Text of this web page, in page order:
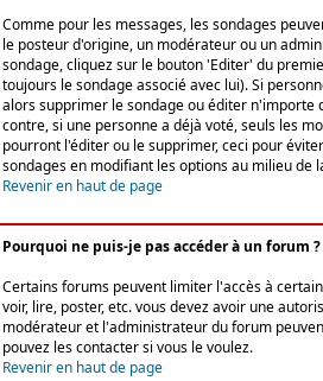
Comme pour les messages, les sondages
le posteur d'origine, un modérateur ou un
sondage, cliquez sur le bouton 'Editer' du
toujours le sondage associé avec lui). Si
alors supprimer le sondage ou éditer n'importe
contre, si une personne a déjà voté, seuls les
pourront l'éditer ou le supprimer, ceci pour
sondages en modifiant les options au milieu de
Revenir en haut de page
Pourquoi ne puis-je pas accéder à un forum ?
Certains forums peuvent limiter l'accès à
voir, lire, poster, etc. vous devez avoir une
modérateur et l'administrateur du forum
pouvez les contacter si vous le voulez.
Revenir en haut de page